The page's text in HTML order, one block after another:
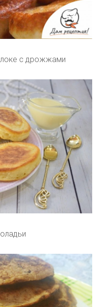
с дрожжами